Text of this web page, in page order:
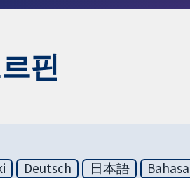
핀
Deutsch 日本語